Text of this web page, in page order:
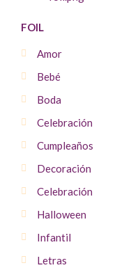
FOIL
Amor
Bebé
Boda
Celebración
Cumpleaños
Decoración
Celebración
Halloween
Infantil
Letras